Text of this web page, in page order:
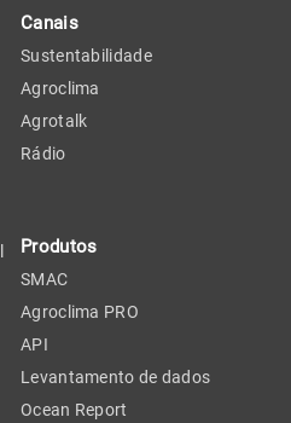
Canais
Sustentabilidade
Agroclima
Agrotalk
Rádio
Produtos
SMAC
Agroclima PRO
API
Levantamento de dados
Ocean Report